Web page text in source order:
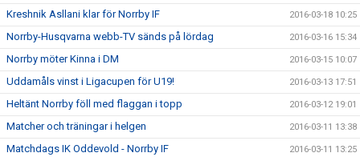
Kreshnik Asllani klar för Norrby IF 2016-03-18 10:25
Norrby-Husqvarna webb-TV sänds på lördag 2016-03-16 15:34
Norrby möter Kinna i DM 2016-03-15 10:07
Uddamåls vinst i Ligacupen för U19! 2016-03-13 17:51
Heltänt Norrby föll med flaggan i topp 2016-03-12 19:01
Matcher och träningar i helgen 2016-03-11 13:38
Matchdags IK Oddevold - Norrby IF 2016-03-11 13:25